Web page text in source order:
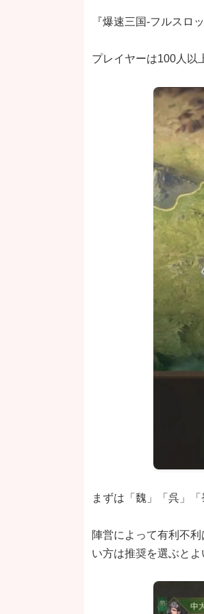
『爆速三国-フルスロ
プレイヤーは100人以
まずは「魏」「呉」
陣営によって有利不利
い方は推奨を選ぶとよ